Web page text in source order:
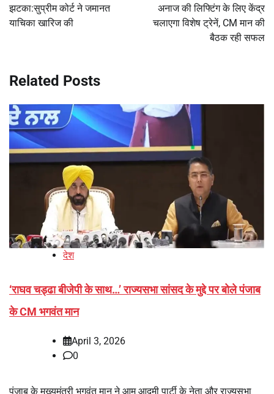
झटका:सुप्रीम कोर्ट ने जमानत
याचिका खारिज की
अनाज की लिफ्टिंग के लिए केंद्र
चलाएगा विशेष ट्रेनें, CM मान की
बैठक रही सफल
Related Posts
देश
‘राघव चड्ढा बीजेपी के साथ…’ राज्यसभा सांसद के मुद्दे पर बोले पंजाब
के CM भगवंत मान
April 3, 2026
0
पंजाब के मुख्यमंत्री भगवंत मान ने आम आदमी पार्टी के नेता और राज्यसभा